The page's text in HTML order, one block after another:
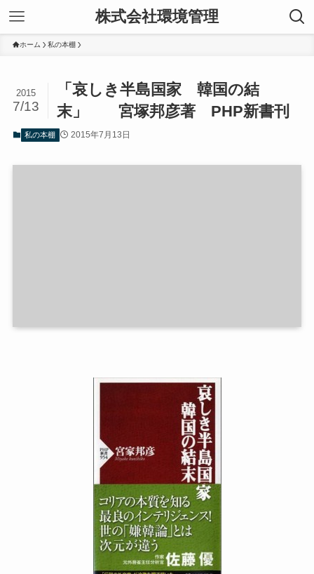
株式会社環境管理
ホーム 私の本棚
「哀しき半島国家 韓国の結
末」 宮塚邦彦著 PHP新書刊
2015
7/13
私の本棚 2015年7月13日